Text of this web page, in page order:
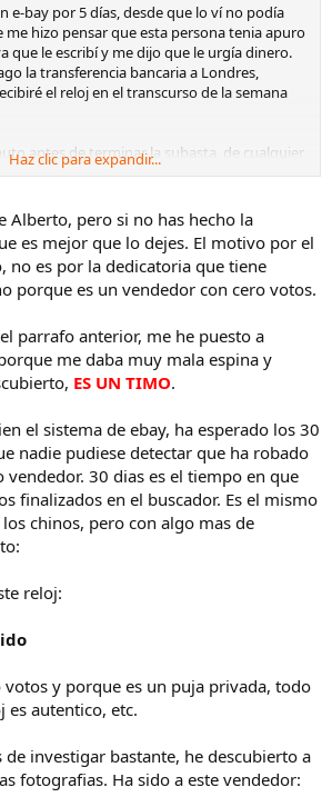
e-bay por 5 días, desde que lo ví no podía
me hizo pensar que esta persona tenia apuro
que le escribí y me dijo que le urgía dinero.
la transferencia bancaria a Londres,
el reloj en el transcurso de la semana
antes de terminar la subasta, de cualquier
se me hizo raro que nadie más lo haya
esta inscripción o tal vez mandarlo pulir un
dejo asi??
correa de piel de cocodrilo, muy simple y
$1,100 USD's
gran salto dentro de la "Alta Relojería",
2001 (creo), ya tengo el gusto de decir
pero como le voy a hacer para conseguir el
ya me endeudé con mi cuñada y mi
Haz clic para expandir...
Alberto, pero si no has hecho la
es mejor que lo dejes. El motivo por el
no es por la dedicatoria que tiene
porque es un vendedor con cero votos.
parrafo anterior, me he puesto a
me daba muy mala espina y
ES UN TIMO.
el sistema de ebay, ha esperado los 30
nadie pudiese detectar que ha robado
30 dias es el tiempo en que
finalizados en el buscador. Es el mismo
chinos, pero con algo mas de
reloj:
votos y porque es un puja privada, todo
es autentico, etc.
de investigar bastante, he descubierto a
fotografias. Ha sido a este vendedor: